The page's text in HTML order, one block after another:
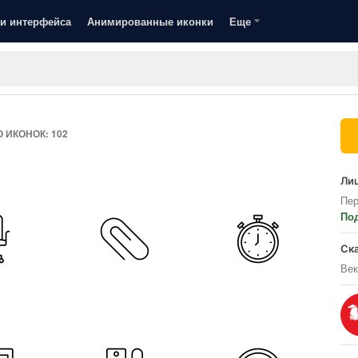
интерфейса Анимированные иконки Еще
ИКОНОК: 102